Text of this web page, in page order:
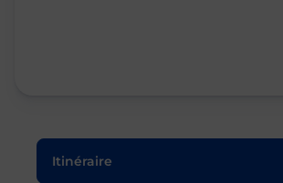
Itinéraire
Le lien s'ouvre dans un nouvel onglet